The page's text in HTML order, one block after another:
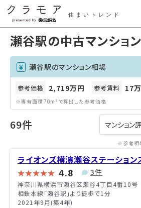
住まいトレンド
瀬谷駅の中古マンション
瀬谷駅のマンション相場
参考価格 2,719万円 参考賃料 17
※専有面積70m²で算出した参考価格
69件
※参考相
ライオンズ横濱瀬谷ステーション
4.8 3件
神奈川県横浜市瀬谷区瀬谷4丁目4番10号
相鉄本線「瀬谷駅」より徒歩で1分
2021年9月(築4年)